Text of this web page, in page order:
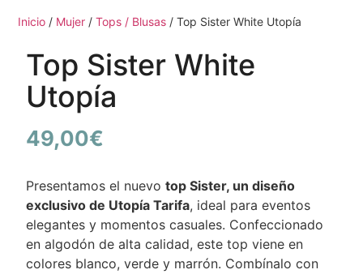
Inicio / Mujer /Tops / Blusas / Top Sister White Utopía
Top Sister White
Utopía
49,00€
Presentamos el nuevotop Sister, un diseño
exclusivo de Utopía Tarifa, ideal para eventos
elegantes y momentos casuales. Confeccionado
en algodón de alta calidad, este top viene en
colores blanco, verde y marrón. Combínalo con